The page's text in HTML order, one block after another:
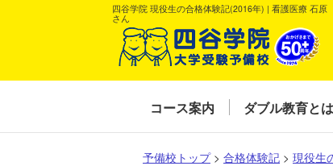
四谷学院 現役生の合格体験記(2016年) | 看護医療 石原
さん
コース案内 ダブル教育とは
予備校トップ > 合格体験記 > 現役生